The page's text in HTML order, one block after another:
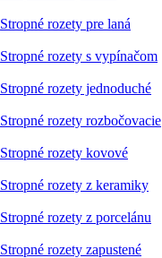
Stropné rozety pre laná
Stropné rozety s vypínačom
Stropné rozety jednoduché
Stropné rozety rozbočovacie
Stropné rozety kovové
Stropné rozety z keramiky
Stropné rozety z porcelánu
Stropné rozety zapustené